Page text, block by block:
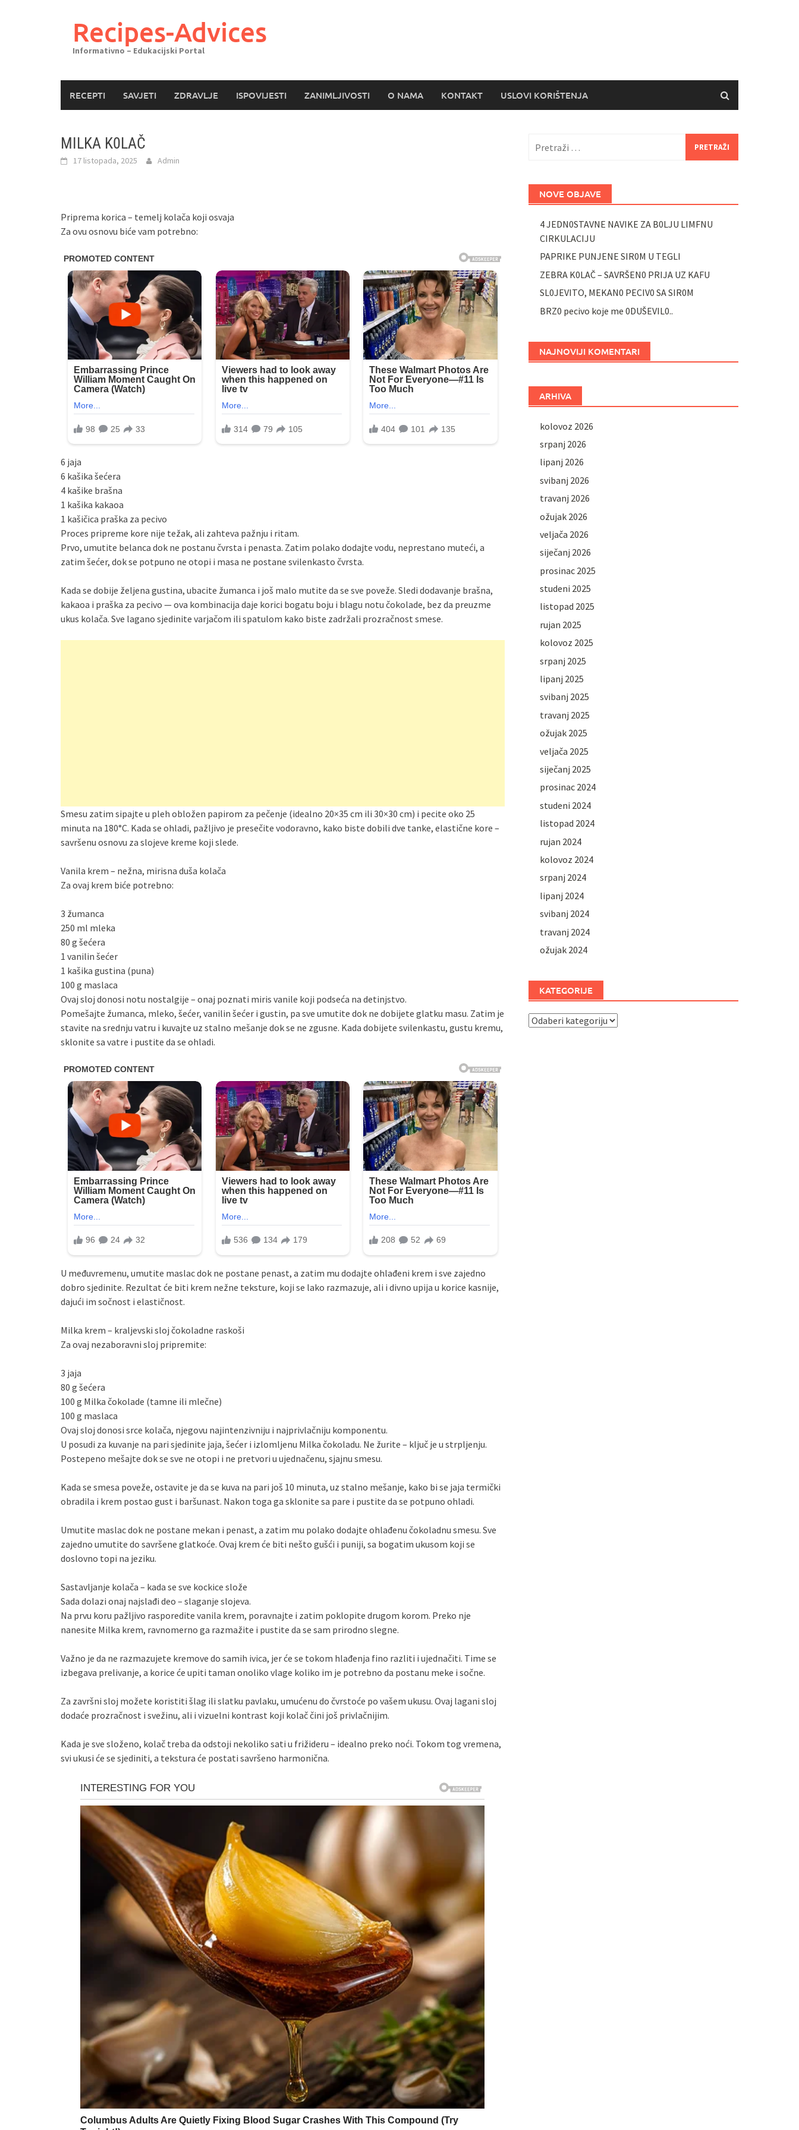
Recipes-Advices
Informativno – Edukacijski Portal
RECEPTI SAVJETI ZDRAVLJE ISPOVIJESTI ZANIMLJIVOSTI O NAMA KONTAKT USLOVI KORIŠTENJA
MILKA K0LAČ
17 listopada, 2025 Admin
Priprema korica – temelj kolača koji osvaja
Za ovu osnovu biće vam potrebno:
6 jaja
6 kašika šećera
4 kašike brašna
1 kašika kakaoa
1 kašičica praška za pecivo
Proces pripreme kore nije težak, ali zahteva pažnju i ritam.
Prvo, umutite belanca dok ne postanu čvrsta i penasta. Zatim polako dodajte vodu, neprestano muteći, a
zatim šećer, dok se potpuno ne otopi i masa ne postane svilenkasto čvrsta.
Kada se dobije željena gustina, ubacite žumanca i još malo mutite da se sve poveže. Sledi dodavanje brašna,
kakaoa i praška za pecivo — ova kombinacija daje korici bogatu boju i blagu notu čokolade, bez da preuzme
ukus kolača. Sve lagano sjedinite varjačom ili spatulom kako biste zadržali prozračnost smese.
Smesu zatim sipajte u pleh obložen papirom za pečenje (idealno 20×35 cm ili 30×30 cm) i pecite oko 25
minuta na 180°C. Kada se ohladi, pažljivo je presečite vodoravno, kako biste dobili dve tanke, elastične kore –
savršenu osnovu za slojeve kreme koji slede.
Vanila krem – nežna, mirisna duša kolača
Za ovaj krem biće potrebno:
3 žumanca
250 ml mleka
80 g šećera
1 vanilin šećer
1 kašika gustina (puna)
100 g maslaca
Ovaj sloj donosi notu nostalgije – onaj poznati miris vanile koji podseća na detinjstvo.
Pomešajte žumanca, mleko, šećer, vanilin šećer i gustin, pa sve umutite dok ne dobijete glatku masu. Zatim je
stavite na srednju vatru i kuvajte uz stalno mešanje dok se ne zgusne. Kada dobijete svilenkastu, gustu kremu,
sklonite sa vatre i pustite da se ohladi.
U međuvremenu, umutite maslac dok ne postane penast, a zatim mu dodajte ohlađeni krem i sve zajedno
dobro sjedinite. Rezultat će biti krem nežne teksture, koji se lako razmazuje, ali i divno upija u korice kasnije,
dajući im sočnost i elastičnost.
Milka krem – kraljevski sloj čokoladne raskoši
Za ovaj nezaboravni sloj pripremite:
3 jaja
80 g šećera
100 g Milka čokolade (tamne ili mlečne)
100 g maslaca
Ovaj sloj donosi srce kolača, njegovu najintenzivniju i najprivlačniju komponentu.
U posudi za kuvanje na pari sjedinite jaja, šećer i izlomljenu Milka čokoladu. Ne žurite – ključ je u strpljenju.
Postepeno mešajte dok se sve ne otopi i ne pretvori u ujednačenu, sjajnu smesu.
Kada se smesa poveže, ostavite je da se kuva na pari još 10 minuta, uz stalno mešanje, kako bi se jaja termički
obradila i krem postao gust i baršunast. Nakon toga ga sklonite sa pare i pustite da se potpuno ohladi.
Umutite maslac dok ne postane mekan i penast, a zatim mu polako dodajte ohlađenu čokoladnu smesu. Sve
zajedno umutite do savršene glatkoće. Ovaj krem će biti nešto gušći i puniji, sa bogatim ukusom koji se
doslovno topi na jeziku.
Sastavljanje kolača – kada se sve kockice slože
Sada dolazi onaj najslađi deo – slaganje slojeva.
Na prvu koru pažljivo rasporedite vanila krem, poravnajte i zatim poklopite drugom korom. Preko nje
nanesite Milka krem, ravnomerno ga razmažite i pustite da se sam prirodno slegne.
Važno je da ne razmazujete kremove do samih ivica, jer će se tokom hlađenja fino razliti i ujednačiti. Time se
izbegava prelivanje, a korice će upiti taman onoliko vlage koliko im je potrebno da postanu meke i sočne.
Za završni sloj možete koristiti šlag ili slatku pavlaku, umućenu do čvrstoće po vašem ukusu. Ovaj lagani sloj
dodaće prozračnost i svežinu, ali i vizuelni kontrast koji kolač čini još privlačnijim.
Kada je sve složeno, kolač treba da odstoji nekoliko sati u frižideru – idealno preko noći. Tokom tog vremena,
svi ukusi će se sjediniti, a tekstura će postati savršeno harmonična.
NOVE OBJAVE
4 JEDN0STAVNE NAVIKE ZA B0LJU LIMFNU
CIRKULACIJU
PAPRIKE PUNJENE SIR0M U TEGLI
ZEBRA K0LAČ – SAVRŠEN0 PRIJA UZ KAFU
SL0JEVITO, MEKAN0 PECIV0 SA SIR0M
BRZ0 pecivo koje me 0DUŠEVIL0..
NAJNOVIJI KOMENTARI
ARHIVA
kolovoz 2026
srpanj 2026
lipanj 2026
svibanj 2026
travanj 2026
ožujak 2026
veljača 2026
siječanj 2026
prosinac 2025
studeni 2025
listopad 2025
rujan 2025
kolovoz 2025
srpanj 2025
lipanj 2025
svibanj 2025
travanj 2025
ožujak 2025
veljača 2025
siječanj 2025
prosinac 2024
studeni 2024
listopad 2024
rujan 2024
kolovoz 2024
srpanj 2024
lipanj 2024
svibanj 2024
travanj 2024
ožujak 2024
KATEGORIJE
Kategorije